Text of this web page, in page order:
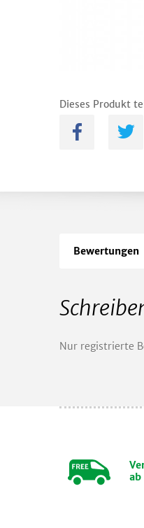
Dieses Produkt
A B
Bewertungen
Nur registrierte
ab